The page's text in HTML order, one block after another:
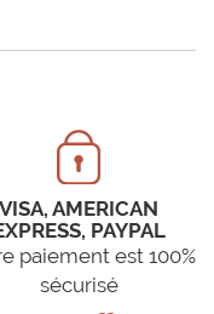
VISA, AMERICAN
PAYPAL
paiement est 100%
sécurisé